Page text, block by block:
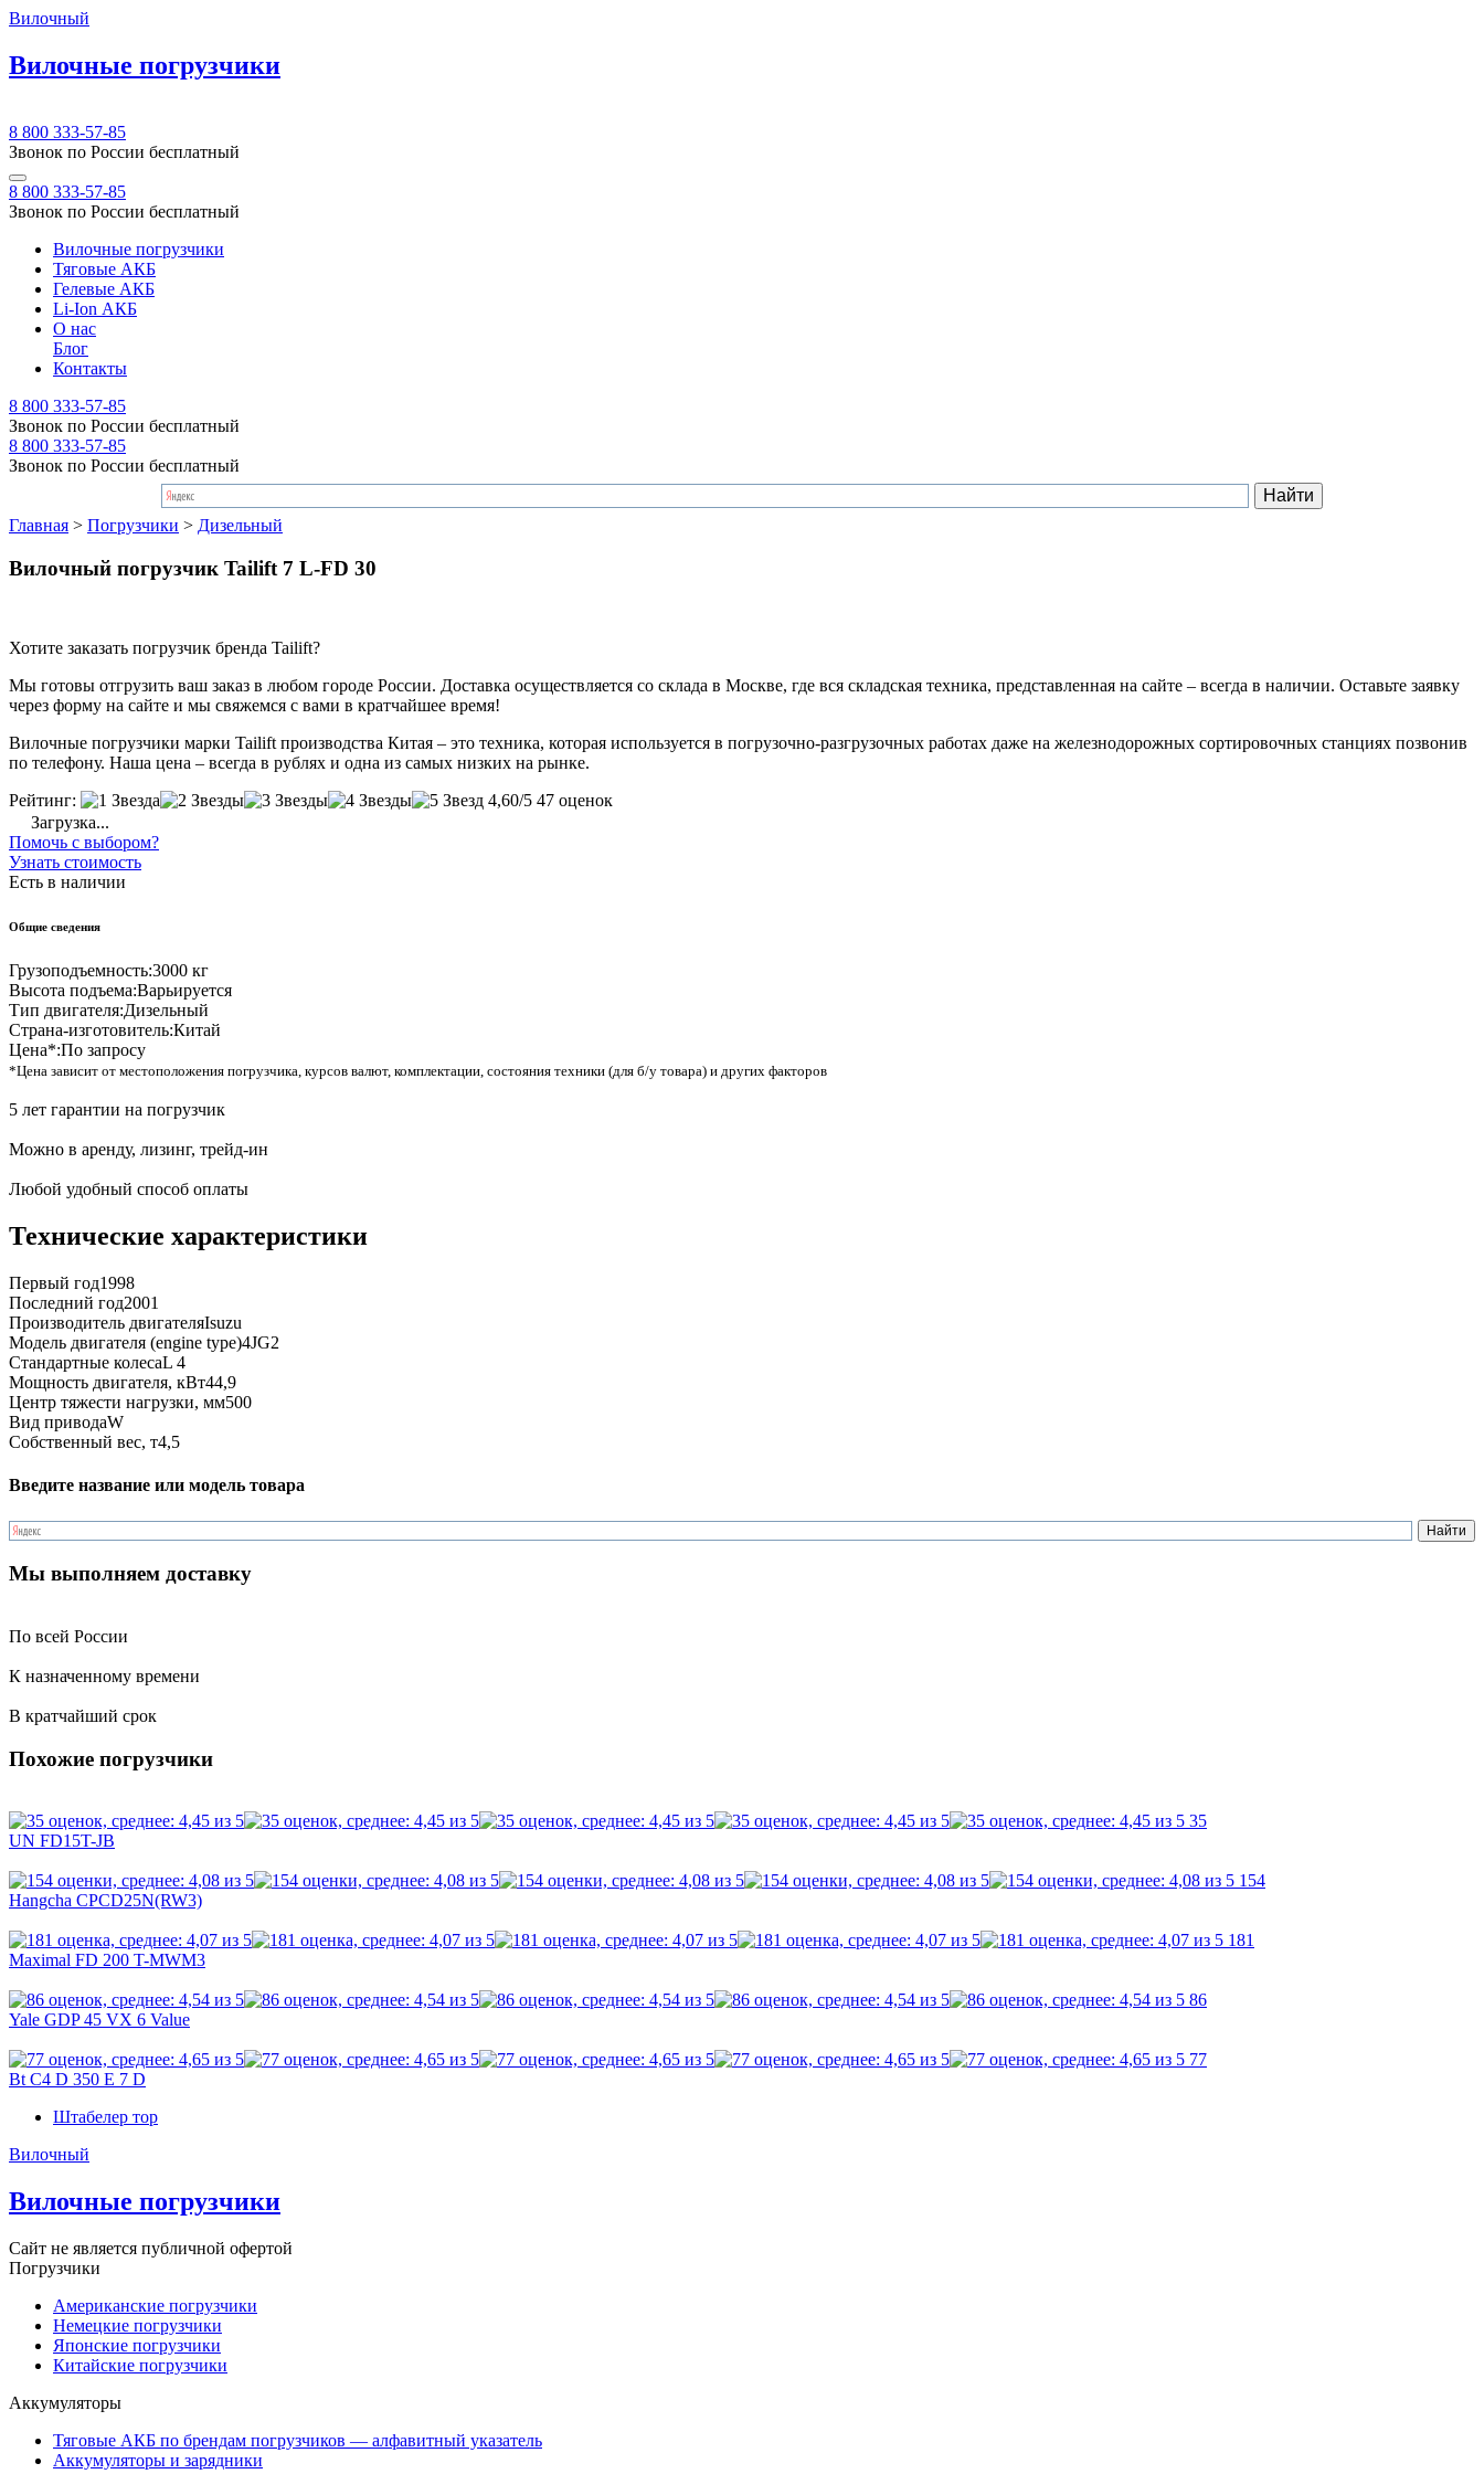
Вилочный
Вилочные погрузчики
8 800 333-57-85
Звонок по России бесплатный
8 800 333-57-85
Звонок по России бесплатный
Вилочные погрузчики
Тяговые АКБ
Гелевые АКБ
Li-Ion АКБ
О нас
Блог
Контакты
8 800 333-57-85
Звонок по России бесплатный
8 800 333-57-85
Звонок по России бесплатный
Главная > Погрузчики > Дизельный
Вилочный погрузчик Tailift 7 L-FD 30
Хотите заказать погрузчик бренда Tailift?
Мы готовы отгрузить ваш заказ в любом городе России. Доставка осуществляется со склада в Москве, где вся складская техника, представленная на сайте – всегда в наличии. Оставьте заявку
через форму на сайте и мы свяжемся с вами в кратчайшее время!
Вилочные погрузчики марки Tailift производства Китая – это техника, которая используется в погрузочно-разгрузочных работах даже на железнодорожных сортировочных станциях позвонив
по телефону. Наша цена – всегда в рублях и одна из самых низких на рынке.
Рейтинг:
4,60/5 47 оценок
Загрузка...
Помочь с выбором?
Узнать стоимость
Есть в наличии
Общие сведения
Грузоподъемность:3000 кг
Высота подъема:Варьируется
Тип двигателя:Дизельный
Страна-изготовитель:Китай
Цена*:По запросу
*Цена зависит от местоположения погрузчика, курсов валют, комплектации, состояния техники (для б/у товара) и других факторов
5 лет гарантии на погрузчик
Можно в аренду, лизинг, трейд-ин
Любой удобный способ оплаты
Технические характеристики
Первый год1998
Последний год2001
Производитель двигателяIsuzu
Модель двигателя (engine type)4JG2
Стандартные колесаL 4
Мощность двигателя, кВт44,9
Центр тяжести нагрузки, мм500
Вид приводаW
Собственный вес, т4,5
Введите название или модель товара
Мы выполняем доставку
По всей России
К назначенному времени
В кратчайший срок
Похожие погрузчики
35
UN FD15T-JB
154
Hangcha CPCD25N(RW3)
181
Maximal FD 200 T-MWM3
86
Yale GDP 45 VX 6 Value
77
Bt C4 D 350 E 7 D
Штабелер тор
Вилочный
Вилочные погрузчики
Сайт не является публичной офертой
Погрузчики
Американские погрузчики
Немецкие погрузчики
Японские погрузчики
Китайские погрузчики
Аккумуляторы
Тяговые АКБ по брендам погрузчиков — алфавитный указатель
Аккумуляторы и зарядники